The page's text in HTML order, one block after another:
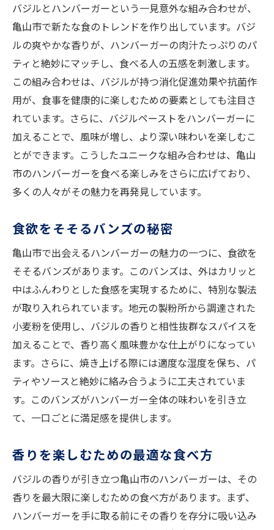
バンズ選びのこだわり
地元の風味を活かしたトッピング
バジルの持つ多彩な風味
バジルの香りを楽しむ亀山市の特製ハンバーガ
ー
バジルの香りを最大限に引き出す方法
特製バンズのこだわり
ジューシーなパティとの相性
香り豊かなバジルソース
食欲をそそるトッピングの秘密
家庭でも楽しめるレシピ
ガー
地元農家との協力で生まれる味
バジルの香りを活かす新鮮野菜
亀山市産のバジルと肉の相性
地元の味を引き立てる特製ソース
バジルハンバーガーの新しい楽しみ方
地元のイベントで味わう特別感
亀山市で味わうバジルハンバーガーの特別な体
験
亀山市の自然と共に楽しむ食事
バジルの香りを巡る旅
全身で味わうバジルの香り
特別なイベントでの楽しみ方
バジルとハンバーガーという一見意外な組み合わせが、
亀山市で新たな食のトレンドを作り出しています。バジ
ルの爽やかな香りが、ハンバーガーの肉汁たっぷりのパ
ティと絶妙にマッチし、食べる人の五感を刺激します。
この組み合わせは、バジルが持つ消化促進効果や抗菌作
用が、食事を健康的に楽しむための要素としても注目さ
れています。さらに、バジルペーストをハンバーガーに
加えることで、風味が増し、より深い味わいを楽しむこ
とができます。こうしたユニークな組み合わせは、亀山
市のハンバーガーを食べる楽しみをさらに広げており、
多くの人々がその魅力を再発見しています。
食欲をそそるバンズの秘密
亀山市で出会えるハンバーガーの魅力の一つに、食欲を
そそるバンズがあります。このバンズは、外はカリッと
中はふんわりとした食感を実現するために、特別な製法
が取り入れられています。地元の製粉所から調達された
小麦粉を使用し、バジルの香りと相性抜群なスパイスを
加えることで、香り高く風味豊かな仕上がりになってい
ます。さらに、焼き上げる際には適度な湿度を保ち、パ
ティやソースと絶妙に絡み合うように工夫されていま
す。このバンズがハンバーガー全体の味わいを引き立
て、一口ごとに満足感を提供します。
香りを楽しむための最適な食べ方
バジルの香りが引き立つ亀山市のハンバーガーは、その
香りを最大限に楽しむための食べ方があります。まず、
ハンバーガーを手に取る前にその香りを存分に吸い込み